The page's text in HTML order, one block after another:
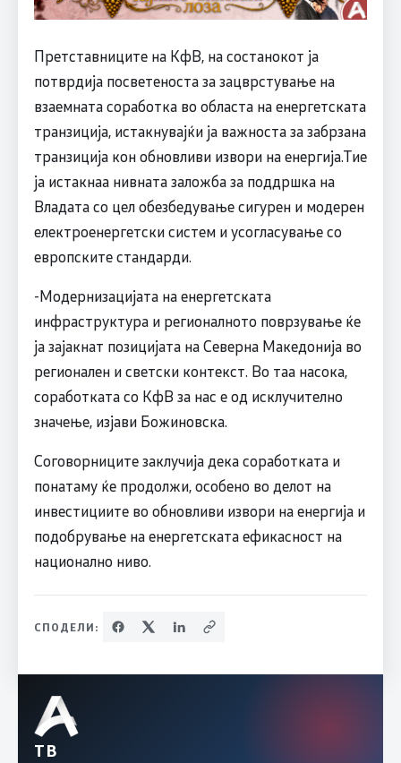
Претставниците на КфВ, на состанокот ја
потврдија посветеноста за зацврстување на
взаемната соработка во областа на енергетската
транзиција, истакнувајќи ја важноста за забрзана
транзиција кон обновливи извори на енергија.Тие
ја истакнаа нивната заложба за поддршка на
Владата со цел обезбедување сигурен и модерен
електроенергетски систем и усогласување со
европските стандарди.
-Модернизацијата на енергетската
инфраструктура и регионалното поврзување ќе
ја зајакнат позицијата на Северна Македонија во
регионален и светски контекст. Во таа насока,
соработката со КфВ за нас е од исклучително
значење, изјави Божиновска.
Соговорниците заклучија дека соработката и
понатаму ќе продолжи, особено во делот на
инвестициите во обновливи извори на енергија и
подобрување на енергетската ефикасност на
национално ниво.
СПОДЕЛИ:
ТВ